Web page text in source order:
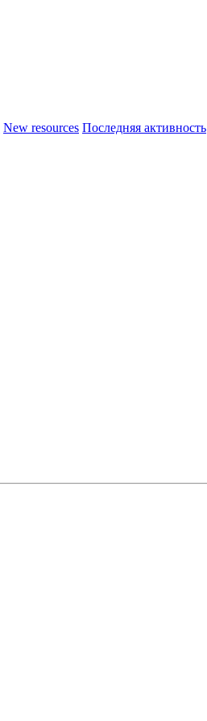
New resources Последняя активность